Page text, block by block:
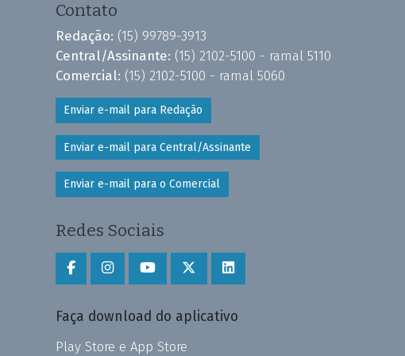
Contato
Redação: (15) 99789-3913
Central/Assinante: (15) 2102-5100 - ramal 5110
Comercial: (15) 2102-5100 - ramal 5060
Enviar e-mail para Redação
Enviar e-mail para Central/Assinante
Enviar e-mail para o Comercial
Redes Sociais
Faça download do aplicativo
Play Store e App Store